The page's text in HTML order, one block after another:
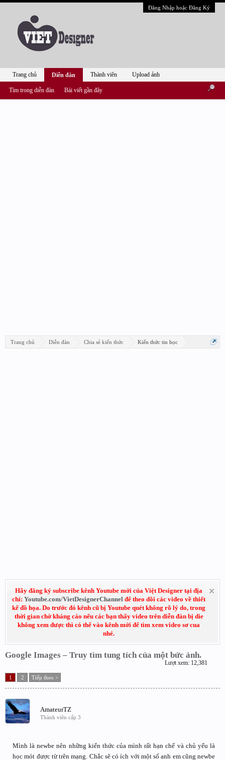
Đăng Nhập hoặc Đăng Ký
Trang chủ Diễn đàn Chia sẻ kiến thức Kiến thức tin học
Hãy đăng ký subscribe kênh Youtube mới của Việt Designer tại địa
chỉ: Youtube.com/VietDesignerChannel để theo dõi các video về thiết
kế đồ họa. Do trước đó kênh cũ bị Youtube quét không rõ lý do, trong
thời gian chờ kháng cáo nếu các bạn thấy video trên diễn đàn bị die
không xem được thì có thể vào kênh mới để tìm xem video sơ cua
nhé.
Google Images – Truy tìm tung tích của một bức ảnh.
Lượt xem: 12,381
1 2 Tiếp theo >
AmateurTZ
Thành viên cấp 3
Mình là newbe nên những kiến thức của mình rất hạn chế và chủ yếu là
học mót được từ trên mạng. Chắc sẽ có ích với một số anh em cũng newbe
Trang chủ Diễn đàn
Tìm trong diễn đàn Bài viết gần đây
Thành viên Upload ảnh